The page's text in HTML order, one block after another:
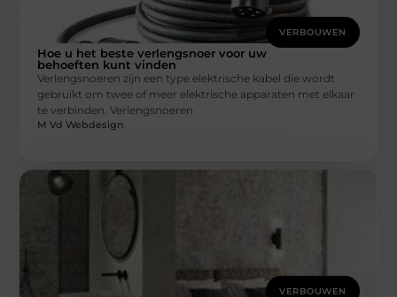
VERBOUWEN
Hoe u het beste verlengsnoer voor uw
behoeften kunt vinden
Verlengsnoeren zijn een type elektrische kabel die wordt
gebruikt om twee of meer elektrische apparaten met elkaar
te verbinden. Verlengsnoeren
M Vd Webdesign
VERBOUWEN